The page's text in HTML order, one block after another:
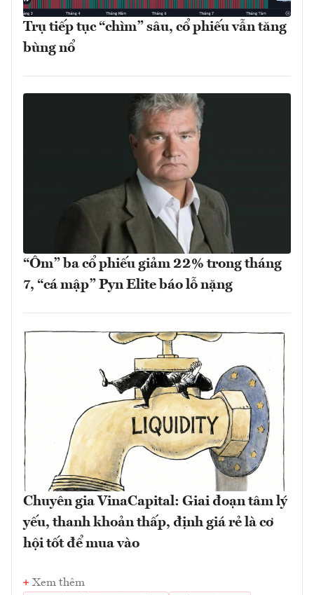
Trụ tiếp tục “chìm” sâu, cổ phiếu vẫn tăng
bùng nổ
“Ôm” ba cổ phiếu giảm 22% trong tháng
7, “cá mập” Pyn Elite báo lỗ nặng
Chuyên gia VinaCapital: Giai đoạn tâm lý
yếu, thanh khoản thấp, định giá rẻ là cơ
hội tốt để mua vào
Xem thêm